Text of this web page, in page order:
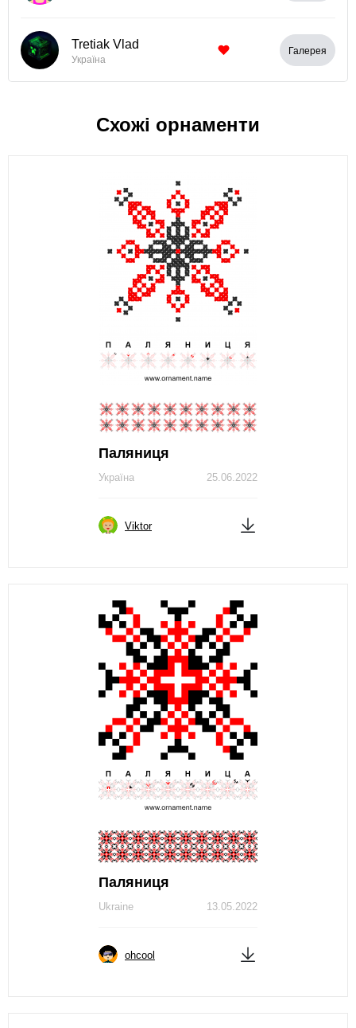
Tretiak Vlad
Україна
Галерея
Схожі орнаменти
Паляниця
25.06.2022
Україна
Viktor
Паляниця
13.05.2022
Ukraine
ohcool